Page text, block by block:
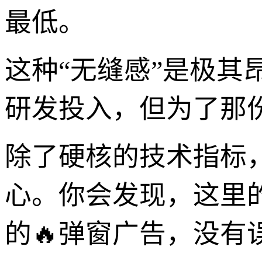
最低。
这种“无缝感”是极其
研发投入，但为了那
除了硬核的技术指标
心。你会发现，这里
的🔥弹窗广告，没有